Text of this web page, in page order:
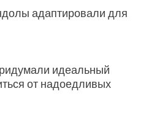
адаптировали для
идеальный
от надоедливых